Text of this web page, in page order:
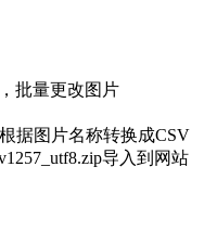
批量更改图片
据图片名称转换成CSV
导入到网站